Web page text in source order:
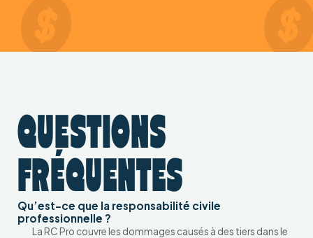
QUESTIONS
FRÉQUENTES
Qu’est-ce que la responsabilité civile
professionnelle ?
La RC Pro couvre les dommages causés à des tiers dans le